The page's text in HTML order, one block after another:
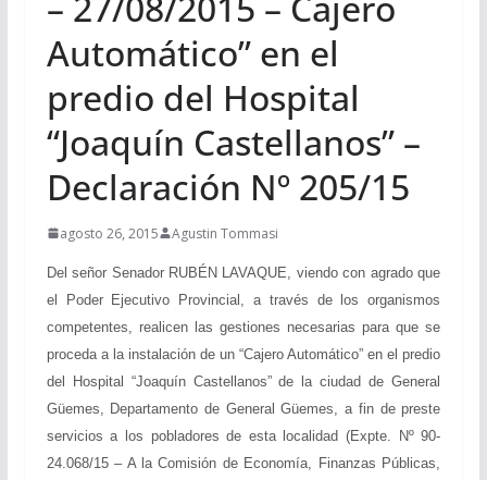
Automático” en el
predio del Hospital
“Joaquín Castellanos” –
Declaración Nº 205/15
agosto 26, 2015 Agustin Tommasi
Del señor Senador RUBÉN LAVAQUE, viendo con agrado que
el Poder Ejecutivo Provincial, a través de los organismos
competentes, realicen las gestiones necesarias para que se
proceda a la instalación de un “Cajero Automático” en el predio
del Hospital “Joaquín Castellanos” de la ciudad de General
Güemes, Departamento de General Güemes, a fin de preste
servicios a los pobladores de esta localidad (Expte. Nº 90-
24.068/15 – A la Comisión de Economía, Finanzas Públicas,